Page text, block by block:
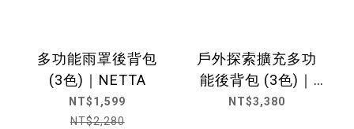
多功能雨罩後背包
(3色)｜NETTA
NT$1,599
NT$2,280
戶外探索擴充多功
能後背包 (3色)｜
NETTA
NT$3,380